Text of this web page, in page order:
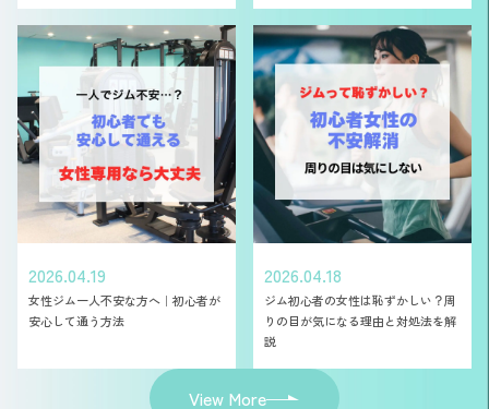
2026.04.19
女性ジム一人不安な方へ｜初心者が
安心して通う方法
2026.04.18
ジム初心者の女性は恥ずかしい？周
りの目が気になる理由と対処法を解
説
View More